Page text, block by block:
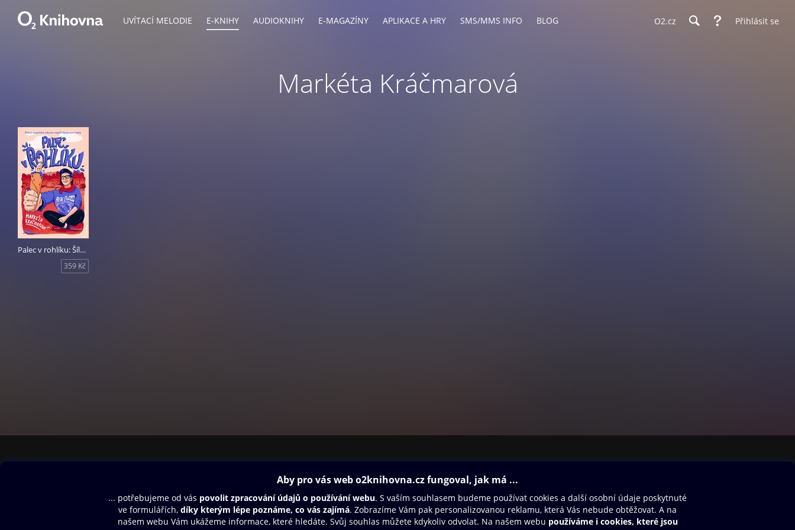
UVÍTACÍ MELODIE E-KNIHY AUDIOKNIHY E-MAGAZÍNY APLIKACE A HRY SMS/MMS INFO BLOG O2.cz Přihlásit se
Markéta Kráčmarová
Palec v rohlíku: Šílená stopařská odysea napříč Spojenými státy
359 Kč
Aplikace a hry
SMS/MMS Info
Blog
Dárkový poukaz
Nápověda
Oneplay Originály
Sport